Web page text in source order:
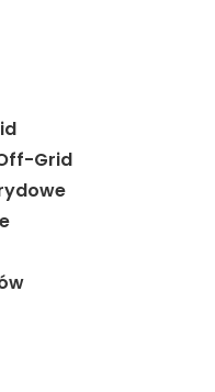
Grid